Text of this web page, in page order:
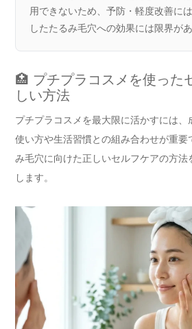
用できないため、予防・軽度改善に
したたるみ毛穴への効果には限界があ
🏥 プチプラコスメを使った
しい方法
プチプラコスメを最大限に活かすには、
使い方や生活習慣との組み合わせが重要
み毛穴に向けた正しいセルフケアの方法
します。